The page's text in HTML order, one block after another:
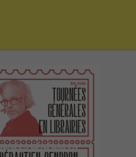
GÉNÉRALES